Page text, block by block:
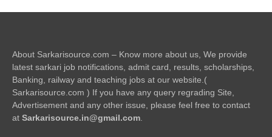
About Sarkarisource.com – Know more about us, We provide
latest sarkari job notifications, admit card, results, scholarships,
Banking, railway and teaching jobs at our website.(
Sarkarisource.com ) If you have any query regrading Site,
Advertisement and any other issue, please feel free to contact
at Sarkarisource.in@gmail.com